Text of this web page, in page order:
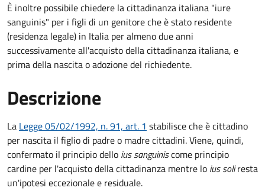
È inoltre possibile chiedere la cittadinanza italiana "iure
sanguinis" per i figli di un genitore che è stato residente
(residenza legale) in Italia per almeno due anni
successivamente all'acquisto della cittadinanza italiana, e
prima della nascita o adozione del richiedente.
Descrizione
La Legge 05/02/1992, n. 91, art. 1 stabilisce che è cittadino
per nascita il figlio di padre o madre cittadini. Viene, quindi,
confermato il principio dello ius sanguiniscome principio
cardine per l'acquisto della cittadinanza mentre lo ius soliresta
un'ipotesi eccezionale e residuale.